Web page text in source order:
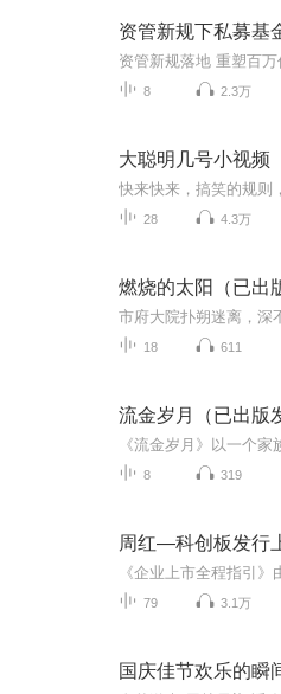
资管新规下私募基
8 2.3万
大聪明几号小视频
快来快来，搞笑的规则
28 4.3万
燃烧的太阳（已出
18 611
流金岁月（已出版
8 319
周红—科创板发行
79 3.1万
国庆佳节欢乐的瞬